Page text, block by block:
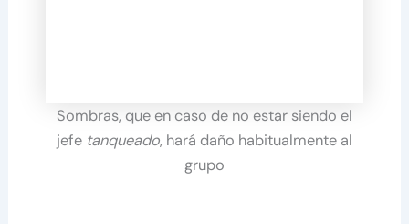
Sombras, que en caso de no estar siendo el
jefe tanqueado, hará daño habitualmente al
grupo